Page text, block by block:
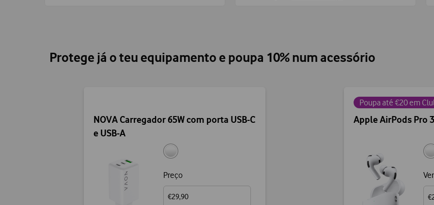
Protege já o teu equipamento e poupa 10% num acessório
NOVA Carregador 65W com porta USB-C
e USB-A
Preço
€29,90
Poupa até €20 em
Apple AirPods Pro 3